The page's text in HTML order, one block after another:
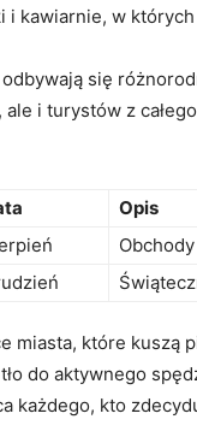
kawiarnie, w
się
i turystów z⁣
Opis
miasta,⁤ które
‌do ‌aktywnego
każdego, kto